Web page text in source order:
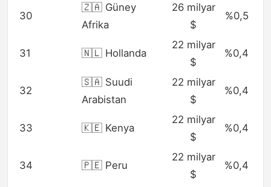
30
🇿🇦 Güney
Afrika
26 milyar
$
%0,5
31 🇳🇱 Hollanda
22 milyar
$
%0,4
32
🇸🇦 Suudi
Arabistan
22 milyar
$
%0,4
33 🇰🇪 Kenya
22 milyar
$
%0,4
34 🇵🇪 Peru
22 milyar
$
%0,4